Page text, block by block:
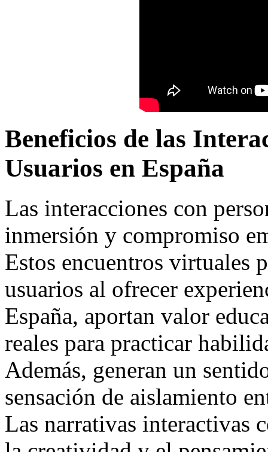
Beneficios de las
Usuarios en España
Las interacciones con
inmersión y compromiso
Estos encuentros virtuales
usuarios al ofrecer
España, aportan valor
reales para practicar
Además, generan un
sensación de aislamiento
Las narrativas interactivas